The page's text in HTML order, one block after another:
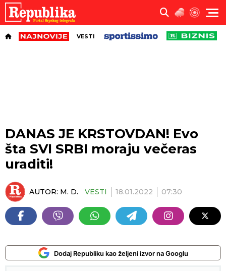
VESTI
DANAS JE KRSTOVDAN! Evo
šta SVI SRBI moraju večeras
uraditi!
AUTOR: M. D. VESTI 18.01.2022 07:30
Dodaj Republiku kao željeni izvor na Googlu